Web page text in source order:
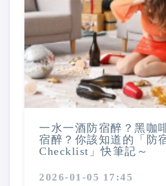
一水一酒防宿醉？黑咖
宿醉？你該知道的「防
Checklist」快筆記～
2026-01-05 17:45